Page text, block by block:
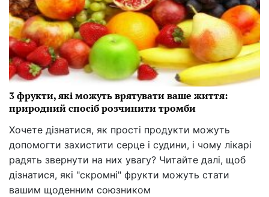
3 фрукти, які можуть врятувати ваше життя:
природний спосіб розчинити тромби
Хочете дізнатися, як прості продукти можуть
допомогти захистити серце і судини, і чому лікарі
радять звернути на них увагу? Читайте далі, щоб
дізнатися, які "скромні" фрукти можуть стати
вашим щоденним союзником